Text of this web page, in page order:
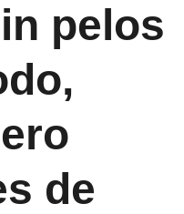
pelos
de